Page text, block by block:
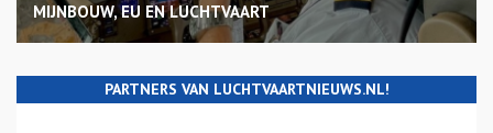
MIJNBOUW, EU EN LUCHTVAART
PARTNERS VAN LUCHTVAARTNIEUWS.NL!